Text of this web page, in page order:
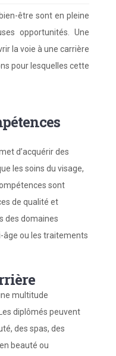
être sont en pleine
opportunités. Une
la voie à une carrière
pour lesquelles cette
d’acquérir des
les soins du visage,
sont
de qualité et
des domaines
âge ou les traitements
multitude
diplômés peuvent
des spas, des
beauté ou